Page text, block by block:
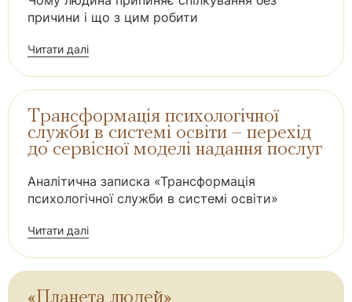
причини і що з цим робити
Читати далі
Трансформація психологічної
служби в системі освіти – перехід
до сервісної моделі надання послуг
Аналітична записка «Трансформація
психологічної служби в системі освіти»
Читати далі
«Планета людей»